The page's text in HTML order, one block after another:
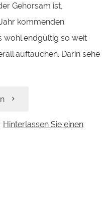
Gehorsam ist,
kommenden
wohl endgültig so weit
auftauchen. Darin sehe
„Auswirkungen
allgegenwärtiger
Hinterlassen Sie einen